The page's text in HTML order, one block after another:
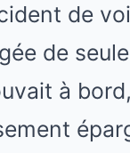
de
de
à bord,